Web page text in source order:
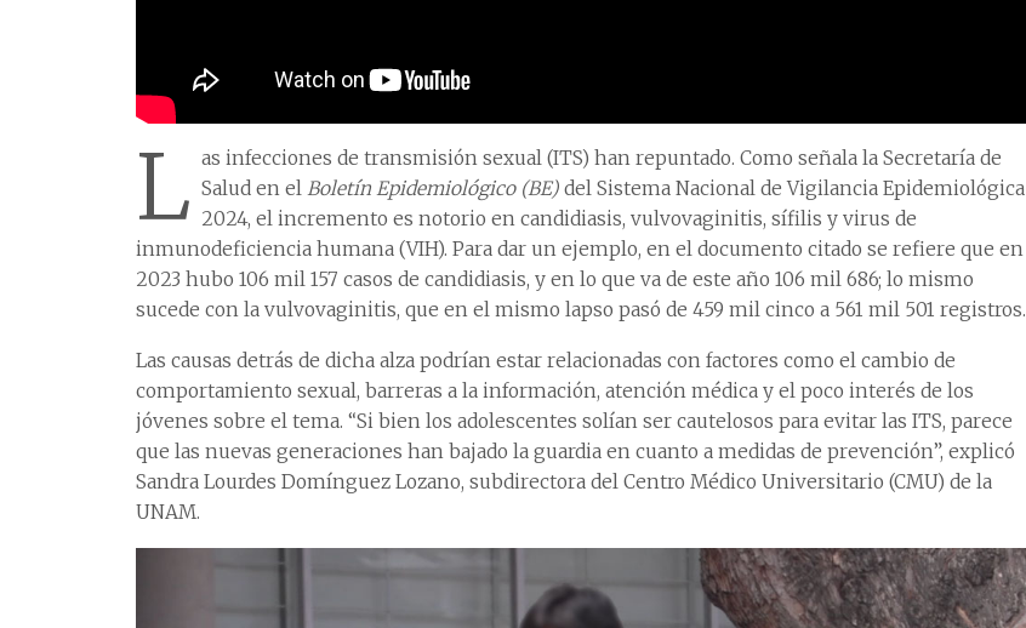
L as infecciones de transmisión sexual (ITS) han repuntado. Como señala la Secretaría de
Salud en el Boletín Epidemiológico (BE) del Sistema Nacional de Vigilancia Epidemiológica
2024, el incremento es notorio en candidiasis, vulvovaginitis, sífilis y virus de
inmunodeficiencia humana (VIH). Para dar un ejemplo, en el documento citado se refiere que en
2023 hubo 106 mil 157 casos de candidiasis, y en lo que va de este año 106 mil 686; lo mismo
sucede con la vulvovaginitis, que en el mismo lapso pasó de 459 mil cinco a 561 mil 501 registros.
Las causas detrás de dicha alza podrían estar relacionadas con factores como el cambio de
comportamiento sexual, barreras a la información, atención médica y el poco interés de los
jóvenes sobre el tema. “Si bien los adolescentes solían ser cautelosos para evitar las ITS, parece
que las nuevas generaciones han bajado la guardia en cuanto a medidas de prevención”, explicó
Sandra Lourdes Domínguez Lozano, subdirectora del Centro Médico Universitario (CMU) de la
UNAM.